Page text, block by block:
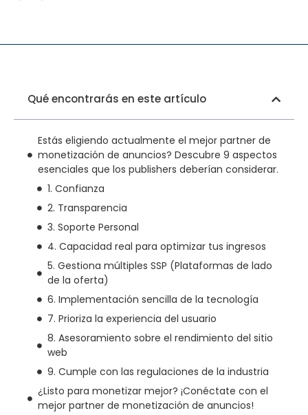
Qué encontrarás en este artículo
Estás eligiendo actualmente el mejor partner de
monetización de anuncios? Descubre 9 aspectos
esenciales que los publishers deberían considerar.
1. Confianza
2. Transparencia
3. Soporte Personal
4. Capacidad real para optimizar tus ingresos
5. Gestiona múltiples SSP (Plataformas de lado
de la oferta)
6. Implementación sencilla de la tecnología
7. Prioriza la experiencia del usuario
8. Asesoramiento sobre el rendimiento del sitio
web
9. Cumple con las regulaciones de la industria
¿Listo para monetizar mejor? ¡Conéctate con el
mejor partner de monetización de anuncios!